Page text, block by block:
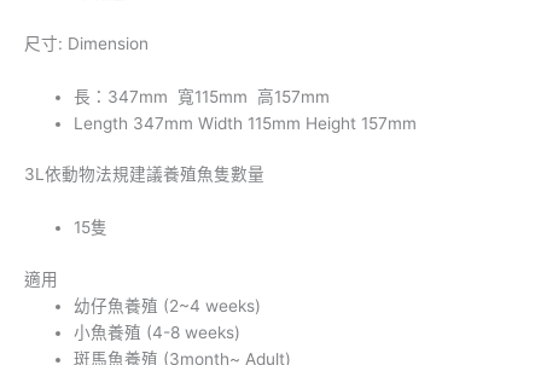
尺寸: Dimension
長：347mm 寬115mm 高157mm
Length 347mm Width 115mm Height 157mm
3L依動物法規建議養殖魚隻數量
15隻
適用
幼仔魚養殖 (2~4 weeks)
小魚養殖 (4-8 weeks)
斑馬魚養殖 (3month~ Adult)